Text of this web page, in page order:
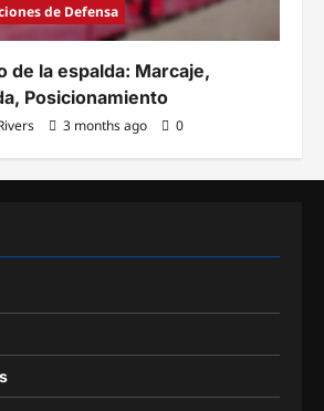
de Defensa
de la espalda: Marcaje,
Posicionamiento
3 months ago 0